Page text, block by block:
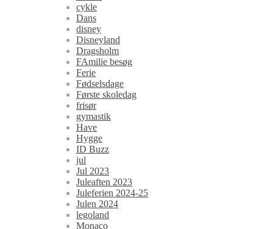
cykle
Dans
disney
Disneyland
Dragsholm
FAmilie besøg
Ferie
Fødselsdage
Første skoledag
frisør
gymastik
Have
Hygge
ID Buzz
jul
Jul 2023
Juleaften 2023
Juleferien 2024-25
Julen 2024
legoland
Monaco